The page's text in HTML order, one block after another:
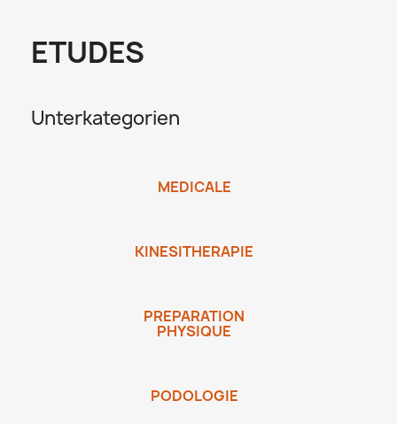
ETUDES
Unterkategorien
MEDICALE
KINESITHERAPIE
PREPARATION
PHYSIQUE
PODOLOGIE